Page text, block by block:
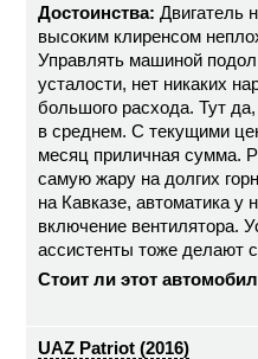
Достоинства: Двигатель
высоким клиренсом
Управлять машиной
усталости, нет никаких
большого расхода. Тут
в среднем. С текущими
месяц приличная сумма.
самую жару на долгих
на Кавказе, автоматика у
включение вентилятора.
ассистенты тоже делают
Стоит ли этот
UAZ Patriot (2016)